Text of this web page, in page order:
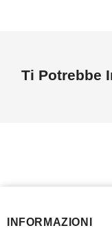
Ti Potrebbe
INFORMAZIONI